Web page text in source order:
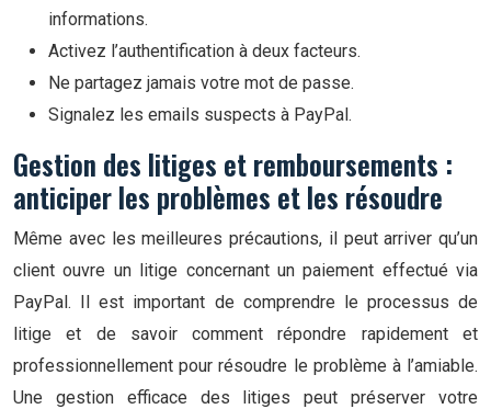
informations.
Activez l’authentification à deux facteurs.
Ne partagez jamais votre mot de passe.
Signalez les emails suspects à PayPal.
Gestion des litiges et remboursements :
anticiper les problèmes et les résoudre
Même avec les meilleures précautions, il peut arriver qu’un
client ouvre un litige concernant un paiement effectué via
PayPal. Il est important de comprendre le processus de
litige et de savoir comment répondre rapidement et
professionnellement pour résoudre le problème à l’amiable.
Une gestion efficace des litiges peut préserver votre